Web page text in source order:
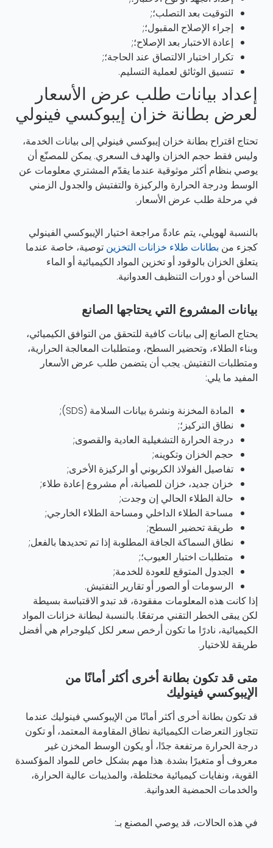
التوقيت بعد التصلب؛;
إجراء الإصلاح المقبول؛;
إعادة الاختبار بعد الإصلاح؛;
تكرار اختبار الالتصاق عند الحاجة؛;
تنسيق الوثائق لعملية التسليم.
إعداد بيانات طلب عرض الأسعار
لعرض بطانة خزان إيبوكسي فينولي
تحتاج اقتراح بطانة خزان إيبوكسي فينولي إلى بيانات الخدمة،
وليس فقط حجم الخزان والهدف السعري. يمكن للمصنّع أن
يوصي بنظام أكثر موثوقية عندما يقدّم المشتري معلومات عن
الوسط ودرجة الحرارة والركيزة والتفتيش والجدول الزمني
في مرحلة طلب عرض الأسعار.
بالنسبة لهويلي، يتم عادةً مراجعة اختيار الإيبوكسي الفينولي
كجزء من بطانات طلاء خزانات التخزين توصية، خاصة عندما
يتعلق الخزان بالوقود أو تخزين المواد الكيميائية أو الماء
الساخن أو دورات التنظيف العدوانية.
بيانات المشروع التي يحتاجها الصانع
يحتاج الصانع إلى بيانات كافية للتحقق من التوافق الكيميائي،
وبناء الطلاء، وتحضير السطح، ومتطلبات المعالجة الحرارية،
ومتطلبات التفتيش. يجب أن يتضمن طلب عرض الأسعار
المفيد ما يلي:
المادة المخزنة ونشرة بيانات السلامة (SDS);
نطاق التركيز؛;
درجة الحرارة التشغيلية العادية والقصوى;
حجم الخزان وتكوينه;
تفاصيل الفولاذ الكربوني أو الركيزة الأخرى;
خزان جديد، خزان للصيانة، أم مشروع إعادة طلاء;
حالة الطلاء الحالي إن وجدت;
مساحة الطلاء الداخلي ومساحة الطلاء الخارجي;
طريقة تحضير السطح;
نطاق السماكة الجافة المطلوبة إذا تم تحديدها بالفعل;
متطلبات اختبار العيوب؛;
الجدول المتوقع للعودة للخدمة;
الرسومات أو الصور أو تقارير التفتيش.
إذا كانت هذه المعلومات مفقودة، قد تبدو الاقتباسة بسيطة
لكن يبقى الخطر التقني مرتفعًا. بالنسبة لبطانة خزانات المواد
الكيميائية، نادرًا ما تكون أرخص سعر لكل كيلوجرام هي أفضل
طريقة للاختيار.
متى قد تكون بطانة أخرى أكثر أمانًا من
الإيبوكسي فينوليك
قد تكون بطانة أخرى أكثر أمانًا من الإيبوكسي فينوليك عندما
تتجاوز التعرضات الكيميائية نطاق المقاومة المعتمد، أو تكون
درجة الحرارة مرتفعة جدًا، أو يكون الوسط المخزن غير
معروف أو متغيرًا بشدة. هذا مهم بشكل خاص للمواد المؤكسدة
القوية، ونفايات كيميائية مختلطة، والمذيبات عالية الحرارة،
والخدمات الحمضية العدوانية.
في هذه الحالات، قد يوصي المصنع بـ: